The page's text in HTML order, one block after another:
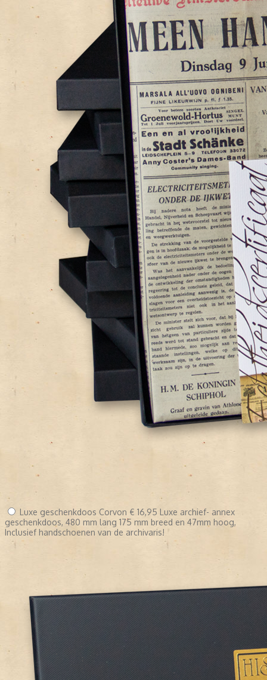
Luxe geschenkdoos Corvon € 16,95 Luxe archief- annex
geschenkdoos, 480 mm lang 175 mm breed en 47mm hoog,
Inclusief handschoenen van de archivaris!